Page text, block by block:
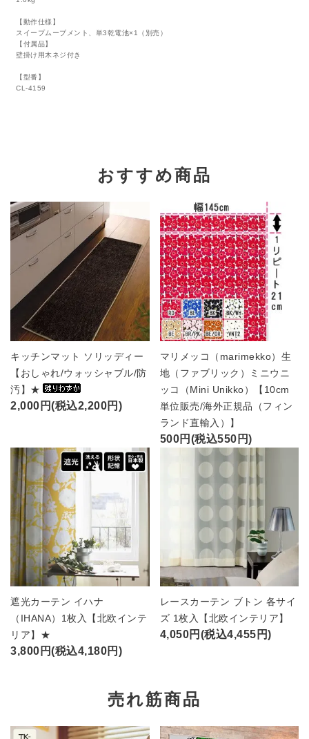
【動作仕様】
スイープムーブメント、単3乾電池×1（別売）
【付属品】
壁掛け用木ネジ付き
【型番】
CL-4159
おすすめ商品
キッチンマット ソリッディー
【おしゃれ/ウォッシャブル/防
汚】★
2,000円(税込2,200円)
マリメッコ（marimekko）生
地（ファブリック）ミニウニ
ッコ（Mini Unikko）【10cm
単位販売/海外正規品（フィン
ランド直輸入）】
500円(税込550円)
遮光カーテン イハナ
（IHANA）1枚入【北欧インテ
リア】★
3,800円(税込4,180円)
レースカーテン ブトン 各サイ
ズ 1枚入【北欧インテリア】
4,050円(税込4,455円)
売れ筋商品